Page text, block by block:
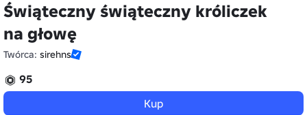
Świąteczny świąteczny króliczek
na głowę
Twórca: sirehns
95
Kup